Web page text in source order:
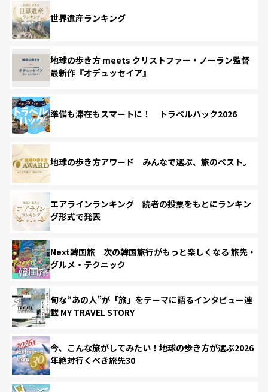
世界遺産ランキング
地球の歩き方 meets クリストファー・ノーラン監督
最新作『オデュッセイア』
準備も滞在もスマートに！ トラベルハック2026
地球の歩き方アワード みんなで選ぶ、旅のベスト。
エアラインランキング 読者の投票をもとにランキン
グ形式で発表
Next韓国旅 次の韓国旅行がもっと楽しくなる 旅先・
グルメ・テクニック
旬な“あの人”が「旅」をテーマに語るインタビュー連
載 MY TRAVEL STORY
今、こんな旅がしてみたい！地球の歩き方が選ぶ2026
年絶対行くべき旅先30